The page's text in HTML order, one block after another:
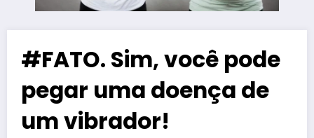
#FATO. Sim, você pode
pegar uma doença de
um vibrador!